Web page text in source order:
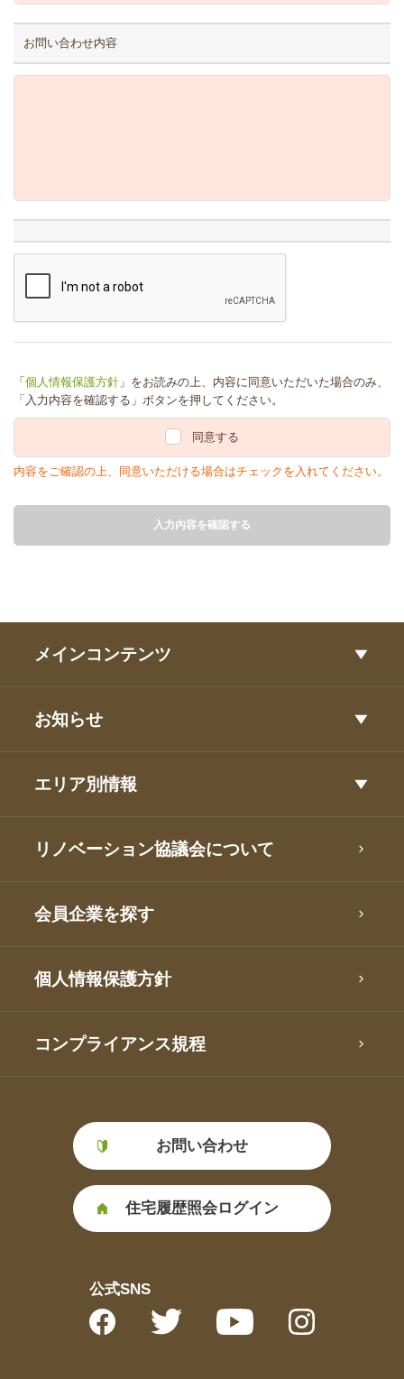
お問い合わせ内容
「 個人情報保護方針 」をお読みの上、内容に同意いただいた場合のみ、
「入力内容を確認する」ボタンを押してください。
同意する
内容をご確認の上、同意いただける場合はチェックを入れてください。
入力内容を確認する
メインコンテンツ
お知らせ
エリア別情報
リノベーション協議会について
会員企業を探す
個人情報保護方針
コンプライアンス規程
お問い合わせ
住宅履歴照会ログイン
公式SNS